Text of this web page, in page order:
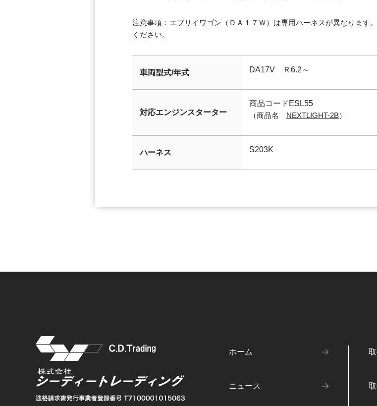
注意事項：エブリイワゴン（ＤＡ１７Ｗ）は専用ハーネスが異なりま
ください。
車両型式/年式 DA17V Ｒ6.2～
対応エンジンスターター
商品コードESL55
（商品名 NEXTLIGHT-2B）
ハーネス S203K
ホーム
ニュース